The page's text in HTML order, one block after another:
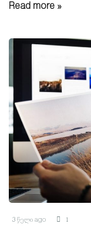
Read more »
3 წელი ago 1